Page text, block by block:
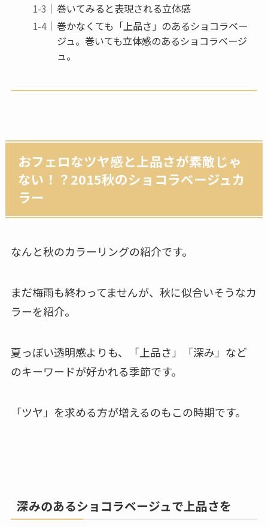
巻いてみると表現される立体感
巻かなくても「上品さ」のあるショコラベー
ジュ。巻いても立体感のあるショコラベージ
ュ。
おフェロなツヤ感と上品さが素敵じゃ
ない！？2015秋のショコラベージュカ
ラー
なんと秋のカラーリングの紹介です。
まだ梅雨も終わってませんが、秋に似合いそうなカ
ラーを紹介。
夏っぽい透明感よりも、「上品さ」「深み」など
のキーワードが好かれる季節です。
「ツヤ」を求める方が増えるのもこの時期です。
深みのあるショコラベージュで上品さを